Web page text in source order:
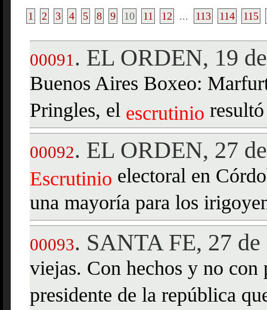
1 2 3 4 5 8 9 10 11 12 ... 113 114 115
00091 . EL ORDEN, 19
Buenos Aires Boxeo:
Pringles, el escrutinio
00092. EL ORDEN, 27
Escrutinio electoral en
una mayoría para los
00093. SANTA FE, 27
viejas. Con hechos y no con
presidente de la república